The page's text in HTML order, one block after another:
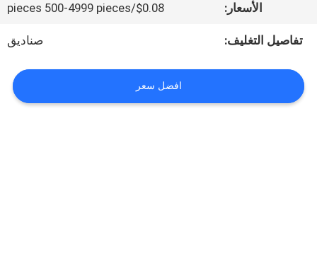
مراقبة
الجودة
الأسعار: $0.08/pieces 500-4999 pieces
تفاصيل التغليف: صناديق
افضل سعر